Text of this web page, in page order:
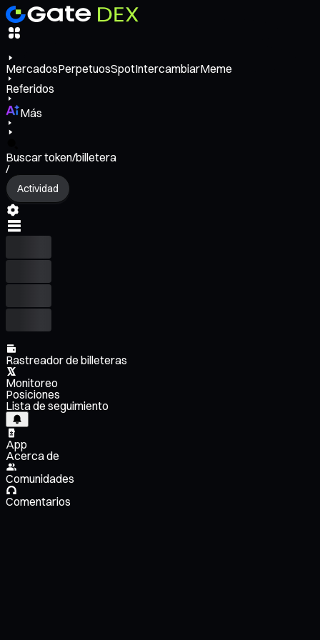
MercadosPerpetuosSpotIntercambiarMeme
Referidos
Más
Buscar token/billetera
/
Actividad
Rastreador de billeteras
Monitoreo
Posiciones
Lista de seguimiento
App
Acerca de
Comunidades
Comentarios